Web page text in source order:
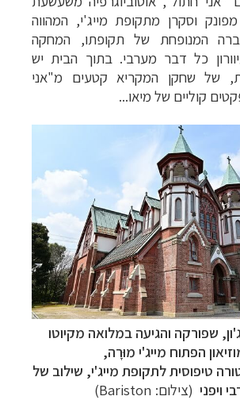
וסקרן מתקופת מייג'י, המהווה
המנופחת של תקופתו, המחקה
כל דבר מערבי. בתוך הבית יש
של שחקן המקריא קטעים מ"אני
קוליים של מיאו...
שפורקה והגיעה במלואה מקיוטו
הפתוח מייג'י מוּרָה,
טיפוסית לתקופת מייג'י, שילוב של
ויפני (צילום: Bariston)
טיולים למזרח הרחוק
לחצו לרשימת יעדים »
טיולים לפולינזיה הצרפתיתלחצו לפרטים »
תכנון
טיולים לאוסטרליה וניו זילנד
לחצו לרשימת
»